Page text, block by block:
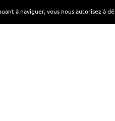
à naviguer, vous nous autorisez à